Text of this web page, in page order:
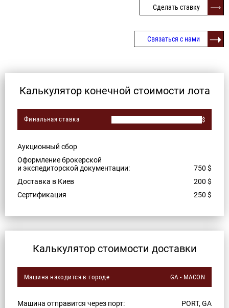
Сделать ставку
Связаться с нами
Калькулятор конечной стоимости лота
Финальная ставка $
Аукционный сбор
Оформление брокерской
и экспедиторской документации:
750 $
Доставка в Киев
200 $
Сертификация
250 $
Калькулятор стоимости доставки
Машина находится в городе GA - MACON
Машина отправится через порт:
PORT, GA